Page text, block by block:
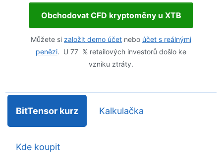
Obchodovat CFD kryptoměny u XTB
Můžete si založit demo účet nebo účet s reálnými
penězi. U 77 % retailových investorů došlo ke
vzniku ztráty.
BitTensor kurz Kalkulačka
Kde koupit